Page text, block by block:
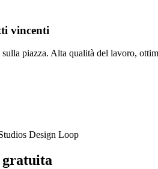
vincenti
piazza. Alta qualità del lavoro,
gratuita